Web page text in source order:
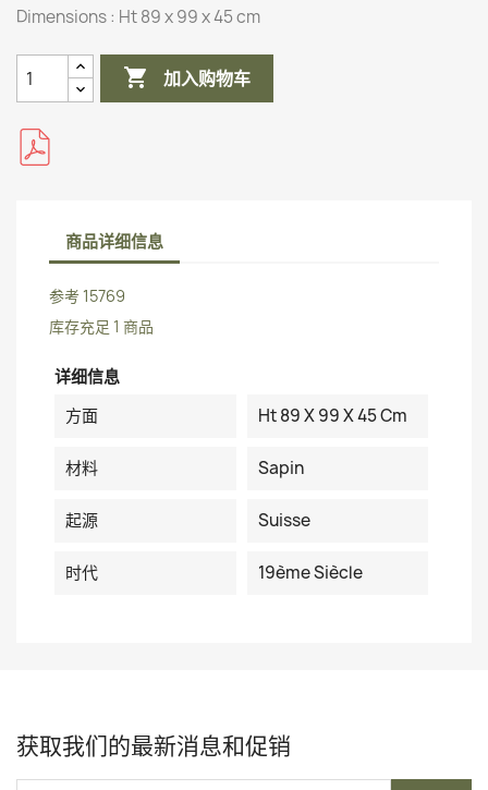
Dimensions : Ht 89 x 99 x 45 cm
 加入购物车
商品详细信息
参考 15769
库存充足 1 商品
详细信息
方面
Ht 89 X 99 X 45 Cm
材料 Sapin
起源 Suisse
时代 19ème Siècle
获取我们的最新消息和促销